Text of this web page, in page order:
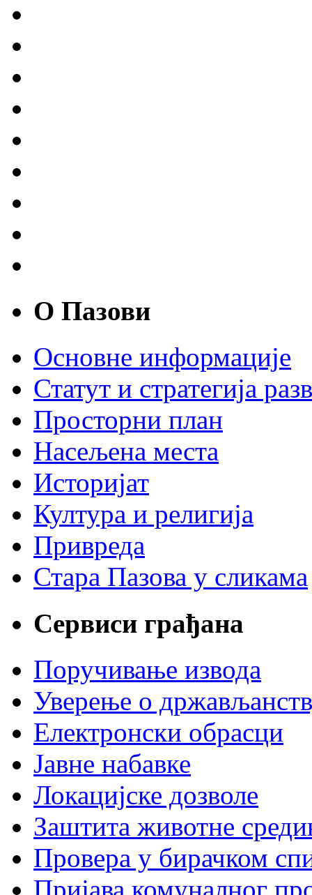
О Пазови
Основне информације
Статут и стратегија
Просторни план
Насељена места
Историјат
Култура и религија
Привреда
Стара Пазова у сликама
Сервиси грађана
Поручивање извода
Уверење о
Електронски обрасци
Јавне набавке
Локацијске дозволе
Заштита животне
Провера у бирачком
Пријава комуналног